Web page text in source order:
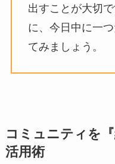
出すことが大切
に、今日中に一
てみましょう。
コミュニティを
活用術